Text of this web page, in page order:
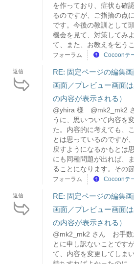
を作っており、症状も確
るのですが、ご指摘の点
です。今後の教訓として
機会を見て、対策してみ
て、また、お教えを乞う
フォーラム Cocoonテ
返信
RE: 固定ページの編集
画面／プレビュー画面
の内容が表示される）
@yhira 様 @mk2_mk2
うに、思いついて内容を
た。内容的に考えても、
とは思っているのですが
戻すようになるかもとは
にも同種問題が出れば、
ることになります。その
フォーラム Cocoonテ
返信
RE: 固定ページの編集
画面／プレビュー画面
の内容が表示される）
@mk2_mk2 さん お手数
とに申し訳ないことです
て、内容を変更してしま